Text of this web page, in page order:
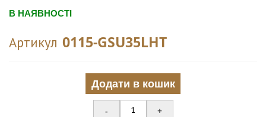
В НАЯВНОСТІ
Артикул 0115-GSU35LHT
Додати в кошик
- +